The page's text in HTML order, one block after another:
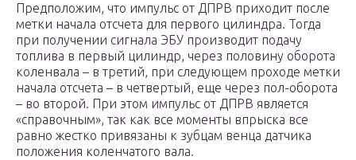
Предположим, что импульс от ДПРВ приходит после
метки начала отсчета для первого цилиндра. Тогда
при получении сигнала ЭБУ производит подачу
топлива в первый цилиндр, через половину оборота
коленвала – в третий, при следующем проходе метки
начала отсчета – в четвертый, еще через пол-оборота
– во второй. При этом импульс от ДПРВ является
«справочным», так как все моменты впрыска все
равно жестко привязаны к зубцам венца датчика
положения коленчатого вала.